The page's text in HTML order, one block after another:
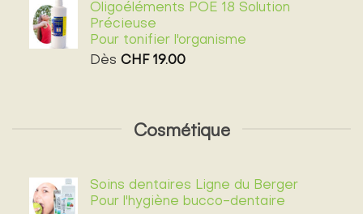
Oligoéléments POE 18 Solution
Précieuse
Pour tonifier l'organisme
Dès CHF19.00
Cosmétique
Soins dentaires Ligne du Berger
Pour l'hygiène bucco-dentaire